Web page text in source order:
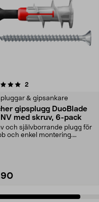
2
& gipsankare
gipsplugg DuoBlade
med skruv, 6-pack
och självborrande plugg för
och enkel montering.
4.5 av 5 stjärnor